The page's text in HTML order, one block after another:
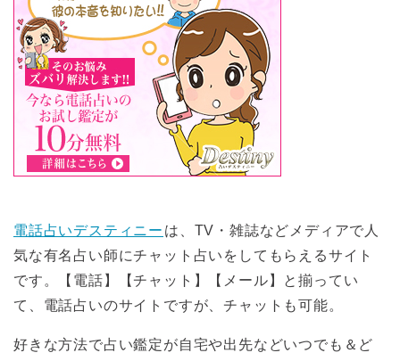
電話占いデスティニー は、TV・雑誌などメディアで人
気な有名占い師にチャット占いをしてもらえるサイト
です。【電話】【チャット】【メール】と揃ってい
て、電話占いのサイトですが、チャットも可能。
好きな方法で占い鑑定が自宅や出先などいつでも＆ど